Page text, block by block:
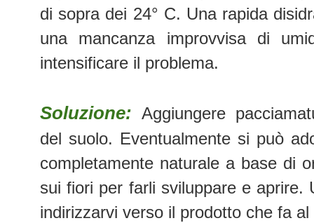
di sopra dei 24° C. Una rapida
una mancanza improvvisa di
intensificare il problema.
Soluzione:Aggiungere
del suolo. Eventualmente si può
completamente naturale a base di
sui fiori per farli sviluppare e aprire.
indirizzarvi verso il prodotto che fa